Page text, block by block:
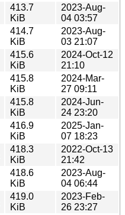
413.7
KiB
2023-Aug-
04 03:57
414.7
KiB
2023-Aug-
03 21:07
415.6
KiB
2024-Oct-12
21:10
415.8
KiB
2024-Mar-
27 09:11
415.8
KiB
2024-Jun-
24 23:20
416.9
KiB
2025-Jan-
07 18:23
418.3
KiB
2022-Oct-13
21:42
418.6
KiB
2023-Aug-
04 06:44
419.0
KiB
2023-Feb-
26 23:27